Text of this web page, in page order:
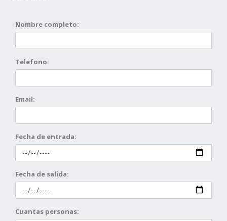
Nombre completo:
Telefono:
Email:
Fecha de entrada:
Fecha de salida:
Cuantas personas: